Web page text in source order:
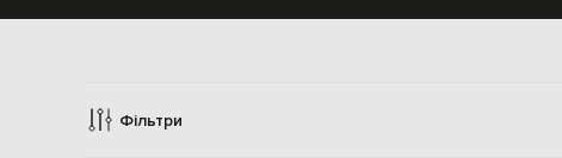
Фільтри